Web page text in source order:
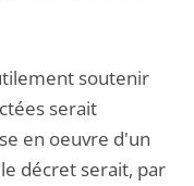
soutenir
serait
en oeuvre d'un
décret serait, par